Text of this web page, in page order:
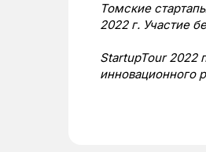
Томские
2022 г. Участие
StartupTour 2022
инновационного